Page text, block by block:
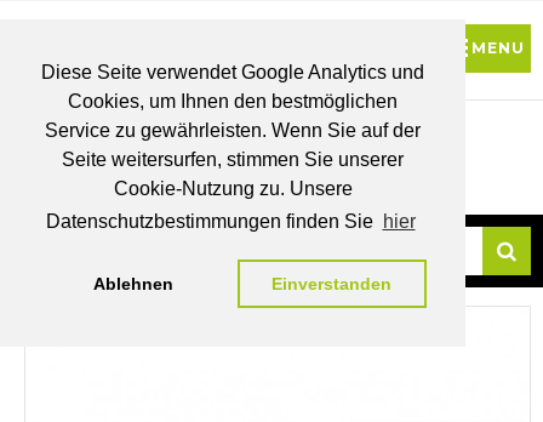
Diese Seite verwendet Google Analytics und
Cookies, um Ihnen den bestmöglichen
Service zu gewährleisten. Wenn Sie auf der
Seite weitersurfen, stimmen Sie unserer
Cookie-Nutzung zu. Unsere
Datenschutzbestimmungen finden Sie hier
Ablehnen Einverstanden
BRUTTO
PREISE
MEIN
WUNSCHLISTE